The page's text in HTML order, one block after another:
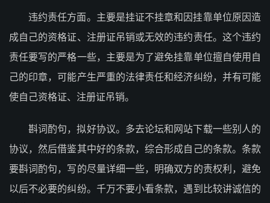
违约责任方面。主要是挂证不挂章和因挂靠单位原因造
成自己的资格证、注册证吊销或无效的违约责任。这个违约
责任要写的严格一些，主要是为了避免挂靠单位擅自使用自
己的印章，可能产生严重的法律责任和经济纠纷，并有可能
使自己资格证、注册证吊销。
斟词酌句，拟好协议。多去论坛和网站下载一些别人的
协议，然后借鉴其中好的条款，综合形成自己的条款。条款
要斟词酌句，写的尽量详细一些，明确双方的责权利，避免
以后不必要的纠纷。千万不要小看条款，遇到比较讲诚信的